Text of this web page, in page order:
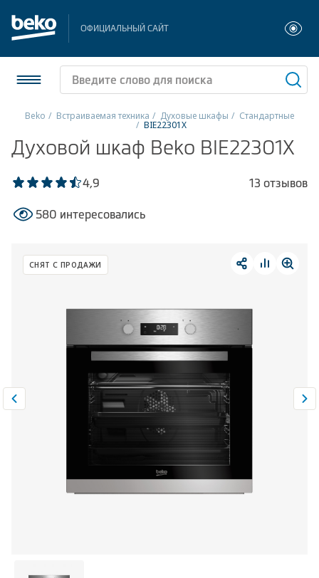
ОФИЦИАЛЬНЫЙ САЙТ
Холодильники и морозильники
Стиральные и сушильные машины
Встраиваемая техника
Климатическая техника
Beko Встраиваемая техника Духовые шкафы Стандартные
BIE22301X
Духовой шкаф Beko BIE22301X
4,9 13 отзывов
580 интересовались
СНЯТ С ПРОДАЖИ